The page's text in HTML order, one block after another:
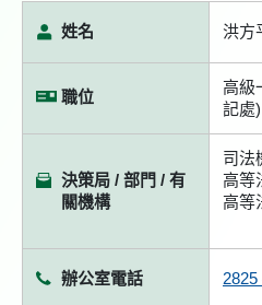
姓名 洪方
職位
高級
記處)
決策局 / 部門 / 有
關機構
司法
高等
高等
辦公室電話 2825